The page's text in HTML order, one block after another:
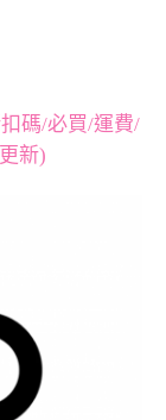
碼/必買/運費/
新)